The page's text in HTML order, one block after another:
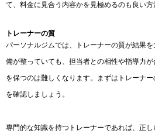
て、料金に見合う内容かを見極めるのも良い方
トレーナーの質
パーソナルジムでは、トレーナーの質が結果
備が整っていても、担当者との相性や指導力
を保つのは難しくなります。まずはトレーナ
を確認しましょう。
専門的な知識を持つトレーナーであれば、正